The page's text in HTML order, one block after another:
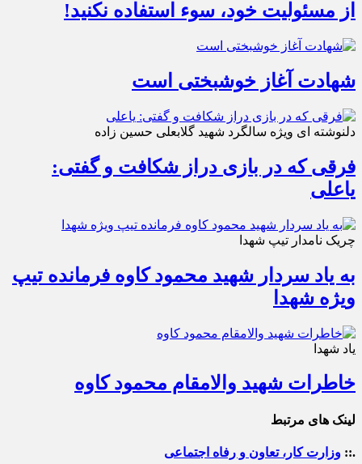
از مسئولیت خود، سوء استفاده نکنید!
شهادت آغاز خوشبختی است
دلنوشته ای ویژه سالگرد شهید گلابعلی حسین زاده
فرقی که در بازی دراز شکافت و گفتی:
یاعلی
چریک نامدار تیپ شهدا
به یاد سردار شهید محمود کاوه فرمانده تیپ
ویژه شهدا
یاد شهدا
خاطرات شهید والامقام محمود کاوه‌
لینک های مرتبط
.:: وزارت کار، تعاون و رفاه اجتماعی